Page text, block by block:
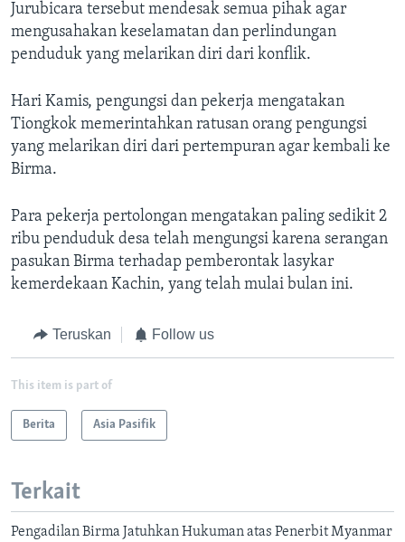
Jurubicara tersebut mendesak semua pihak agar
mengusahakan keselamatan dan perlindungan
penduduk yang melarikan diri dari konflik.
Hari Kamis, pengungsi dan pekerja mengatakan
Tiongkok memerintahkan ratusan orang pengungsi
yang melarikan diri dari pertempuran agar kembali ke
Birma.
Para pekerja pertolongan mengatakan paling sedikit 2
ribu penduduk desa telah mengungsi karena serangan
pasukan Birma terhadap pemberontak lasykar
kemerdekaan Kachin, yang telah mulai bulan ini.
Teruskan Follow us
This item is part of
Berita Asia Pasifik
Terkait
Pengadilan Birma Jatuhkan Hukuman atas Penerbit Myanmar